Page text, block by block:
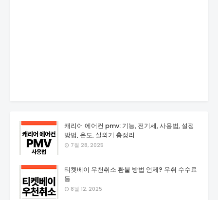
캐리어 에어컨 pmv: 기능, 전기세, 사용법, 설정
방법, 온도, 실외기 총정리
7월 28, 2025
티켓베이 우천취소 환불 방법 언제? 우취 수수료
등
8월 12, 2025